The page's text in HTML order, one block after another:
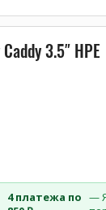
3.5″ HPE
4 платежа по —